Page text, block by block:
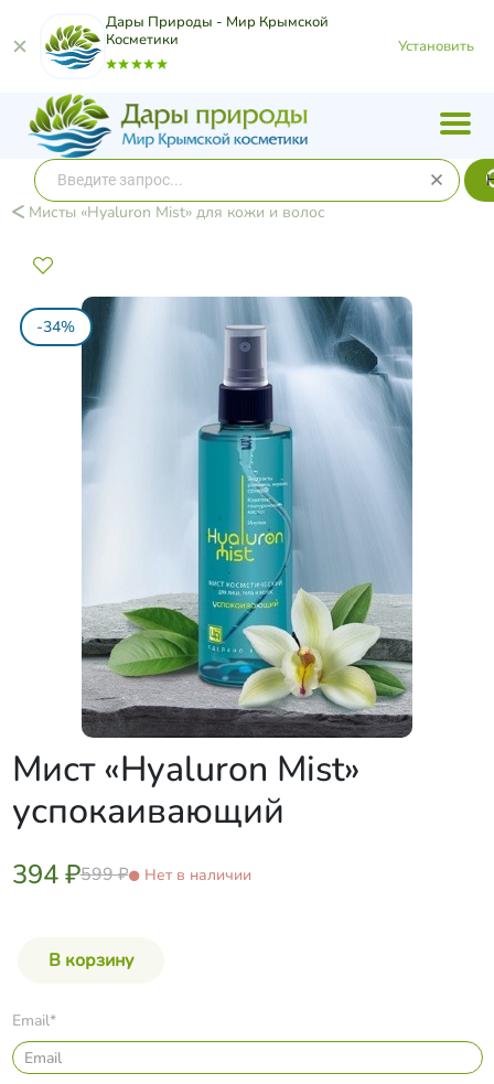
Дары Природы - Мир Крымской
Косметики
Установить
Мисты «Hyaluron Mist» для кожи и волос
-34%
Мист «Hyaluron Mist»
успокаивающий
394 ₽599 ₽ Нет в наличии
Email*